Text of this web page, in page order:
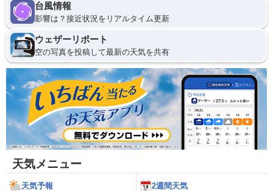
台風情報
影響は？接近状況をリアルタイム更新
ウェザーリポート
空の写真を投稿して最新の天気を共有
天気メニュー
天気予報 2週間天気